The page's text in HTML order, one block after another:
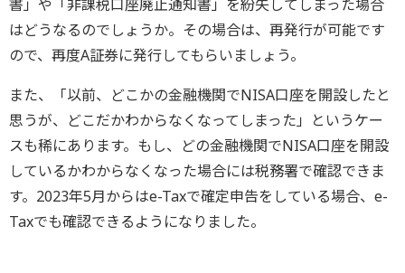
書」や「非課税口座廃止通知書」を紛失してしまった場合
はどうなるのでしょうか。その場合は、再発行が可能です
ので、再度A証券に発行してもらいましょう。
また、「以前、どこかの金融機関でNISA口座を開設したと
思うが、どこだかわからなくなってしまった」というケー
スも稀にあります。もし、どの金融機関でNISA口座を開設
しているかわからなくなった場合には税務署で確認できま
す。2023年5月からはe-Taxで確定申告をしている場合、e-
Taxでも確認できるようになりました。